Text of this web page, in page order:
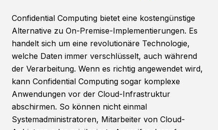
Confidential Computing bietet eine kostengünstige
Alternative zu On-Premise-Implementierungen. Es
handelt sich um eine revolutionäre Technologie,
welche Daten immer verschlüsselt, auch während
der Verarbeitung. Wenn es richtig angewendet wird,
kann Confidential Computing sogar komplexe
Anwendungen vor der Cloud-Infrastruktur
abschirmen. So können nicht einmal
Systemadministratoren, Mitarbeiter von Cloud-